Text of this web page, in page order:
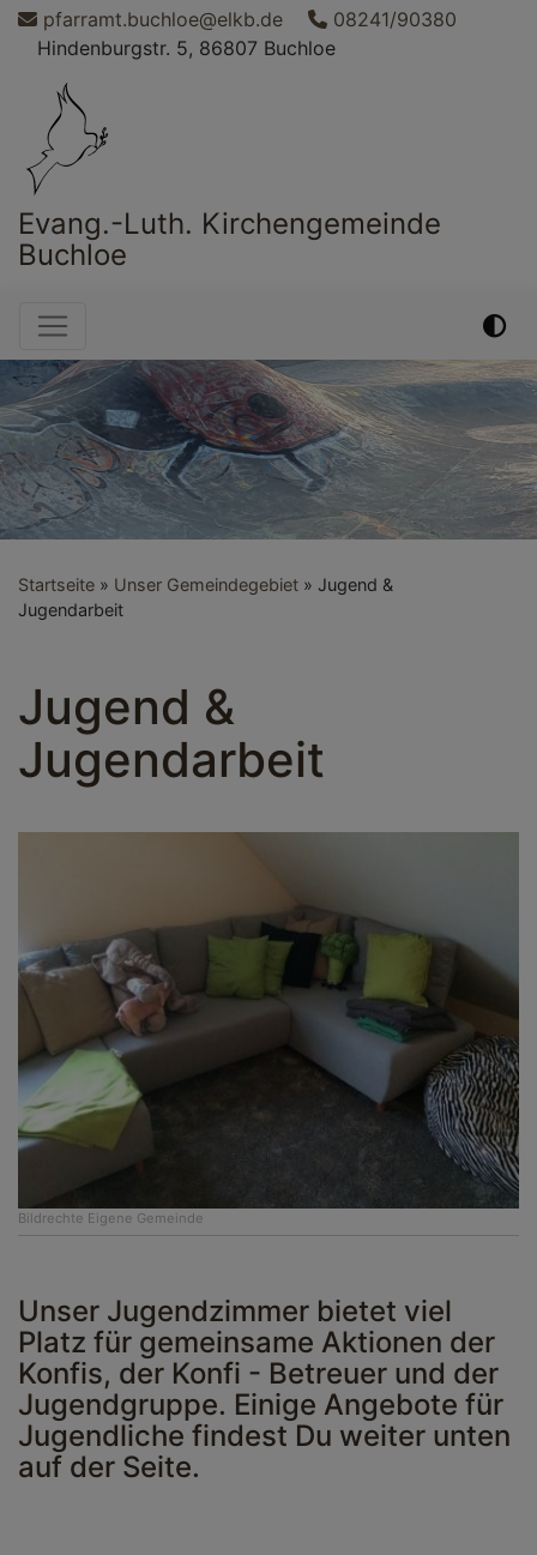
Direktpfarramt.buchloe@elkb.de
08241/90380
Hindenburgstr. 5, 86807 Buchloe
Evang.-Luth. Kirchengemeinde
Buchloe
Hauptnavigation
Startseite Unser Gemeindegebiet
Jugend &
Jugendarbeit
Jugend &
Jugendarbeit
Bildrechte Eigene Gemeinde
Unser Jugendzimmer bietet viel
Platz für gemeinsame Aktionen der
Konfis, der Konfi - Betreuer und der
Jugendgruppe. Einige Angebote für
Jugendliche findest Du weiter unten
auf der Seite.